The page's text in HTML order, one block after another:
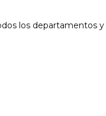
los departamentos